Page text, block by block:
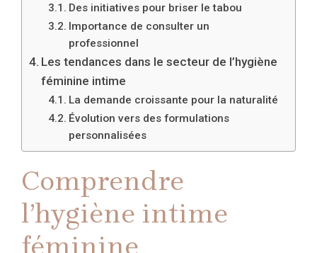
Des initiatives pour briser le tabou
Importance de consulter un
professionnel
Les tendances dans le secteur de l’hygiène
féminine intime
La demande croissante pour la naturalité
Évolution vers des formulations
personnalisées
Comprendre
l’hygiène intime
féminine